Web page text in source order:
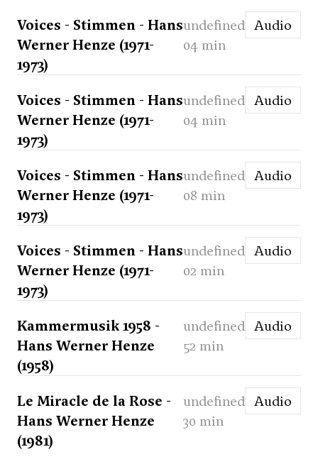
Voices - Stimmen - Hans
Werner Henze (1971-
1973)
undefined
04 min
Audio
Voices - Stimmen - Hans
Werner Henze (1971-
1973)
undefined
04 min
Audio
Voices - Stimmen - Hans
Werner Henze (1971-
1973)
undefined
08 min
Audio
Voices - Stimmen - Hans
Werner Henze (1971-
1973)
undefined
02 min
Audio
Kammermusik 1958 -
Hans Werner Henze
(1958)
undefined
52 min
Audio
Le Miracle de la Rose -
Hans Werner Henze
(1981)
undefined
30 min
Audio